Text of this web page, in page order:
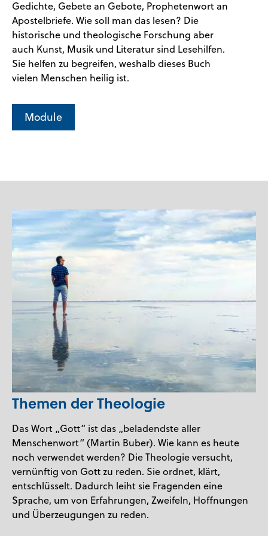
Gedichte, Gebete an Gebote, Prophetenwort an
Apostelbriefe. Wie soll man das lesen? Die
historische und theologische Forschung aber
auch Kunst, Musik und Literatur sind Lesehilfen.
Sie helfen zu begreifen, weshalb dieses Buch
vielen Menschen heilig ist.
Module
Themen der Theologie
Das Wort „Gott“ ist das „beladendste aller
Menschenwort“ (Martin Buber). Wie kann es heute
noch verwendet werden? Die Theologie versucht,
vernünftig von Gott zu reden. Sie ordnet, klärt,
entschlüsselt. Dadurch leiht sie Fragenden eine
Sprache, um von Erfahrungen, Zweifeln, Hoffnungen
und Überzeugungen zu reden.